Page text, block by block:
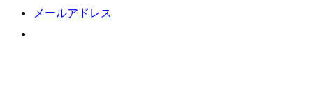
メールアドレス